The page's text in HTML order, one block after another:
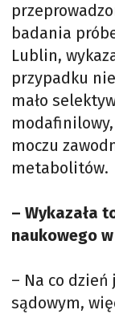
badania
Lublin,
przypadku
mało
moczu
metabolitów.
– Wykazała
naukowego
– Na co
sądowym,